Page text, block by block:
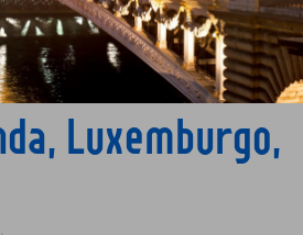
ORIENTE
PROMOCIONES
COMPRARLuxemburgo,